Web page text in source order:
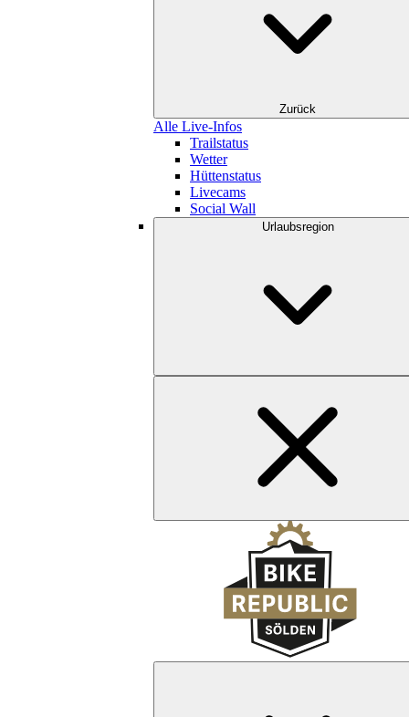
Zurück
Alle Live-Infos
Trailstatus
Wetter
Hüttenstatus
Livecams
Social Wall
Urlaubsregion